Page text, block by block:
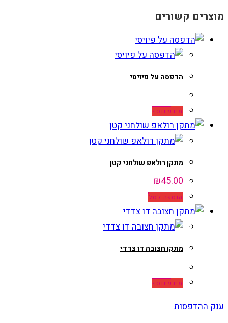
מוצרים קשורים
הדפסה על פיויסי
מידע נוסף
מתקן רולאפ שולחני קטן
₪45.00
הוספה לסל
מתקן חצובה דו צדדי
מידע נוסף
ענק ההדפסות